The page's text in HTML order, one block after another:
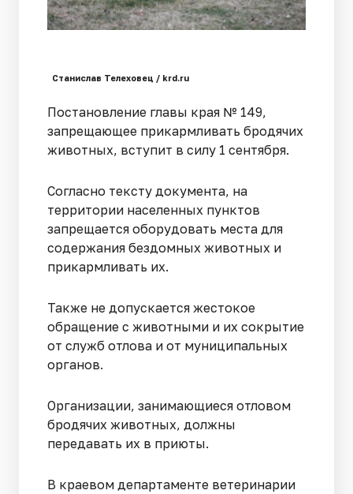
Станислав Телеховец / krd.ru
Постановление главы края № 149,
запрещающее прикармливать бродячих
животных, вступит в силу 1 сентября.
Согласно тексту документа, на
территории населенных пунктов
запрещается оборудовать места для
содержания бездомных животных и
прикармливать их.
Также не допускается жестокое
обращение с животными и их сокрытие
от служб отлова и от муниципальных
органов.
Организации, занимающиеся отловом
бродячих животных, должны
передавать их в приюты.
В краевом департаменте ветеринарии